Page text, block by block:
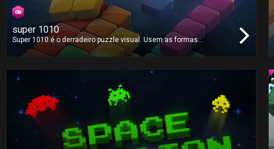
super 1010
Super 1010 é o derradeiro puzzle visual. Usem as formas
disponíveis para criar linhas e manter a área de jogo desimpedida.